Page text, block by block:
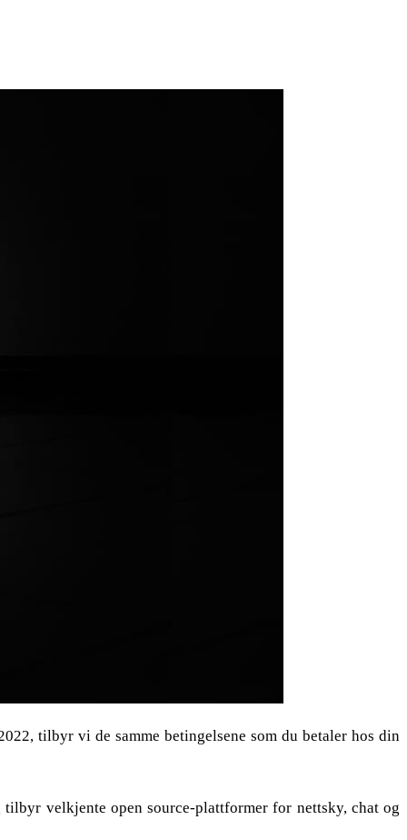
tilbyr vi de samme betingelsene som du betaler hos din
velkjente open source-plattformer for nettsky, chat og